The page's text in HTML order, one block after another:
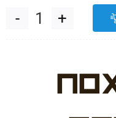
Шар